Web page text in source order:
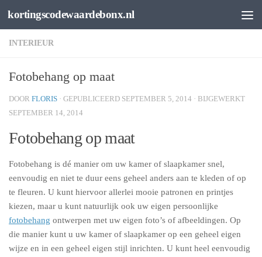
Spring naar de inhoud
kortingscodewaardebonx.nl
INTERIEUR
Fotobehang op maat
DOOR FLORIS · GEPUBLICEERD SEPTEMBER 5, 2014 · BIJGEWERKT
SEPTEMBER 14, 2014
Fotobehang op maat
Fotobehang is dé manier om uw kamer of slaapkamer snel,
eenvoudig en niet te duur eens geheel anders aan te kleden of op
te fleuren. U kunt hiervoor allerlei mooie patronen en printjes
kiezen, maar u kunt natuurlijk ook uw eigen persoonlijke
fotobehang ontwerpen met uw eigen foto’s of afbeeldingen. Op
die manier kunt u uw kamer of slaapkamer op een geheel eigen
wijze en in een geheel eigen stijl inrichten. U kunt heel eenvoudig